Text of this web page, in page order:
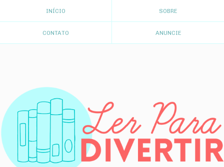
INÍCIO SOBRE
CONTATO ANUNCIE